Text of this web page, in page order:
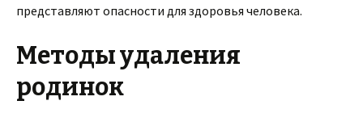
представляют опасности для здоровья человека.
Методы удаления
родинок